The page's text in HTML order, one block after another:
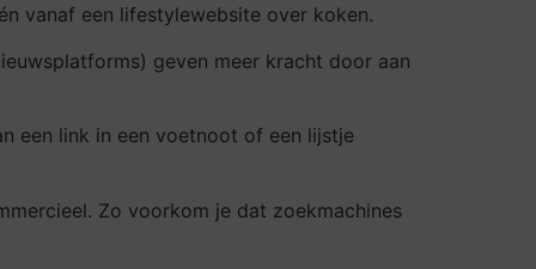
vanaf een lifestylewebsite over koken.
geven meer kracht door aan
een link in een voetnoot of een lijstje
Zo voorkom je dat zoekmachines